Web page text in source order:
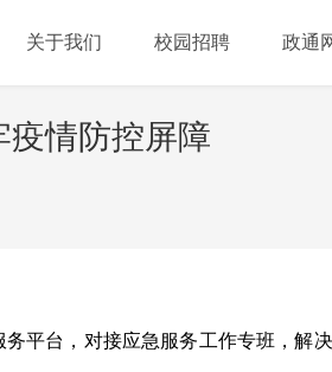
关于我们 校园招聘 政通
疫情防控屏障
平台，对接应急服务工作专班，解